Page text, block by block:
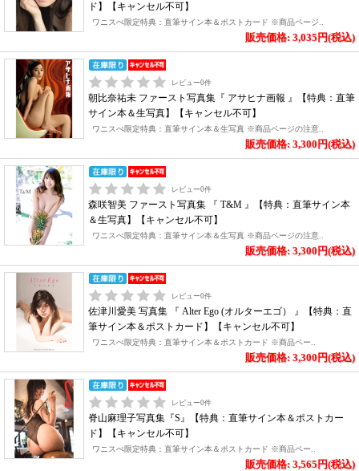
ド】【キャンセル不可】
ワニスぺ限定特典：直筆サイン本＆ポストカード ※商品ページ..
販売価格: 3,035円(税込)
レビュー0件
朝比奈祐未 ファースト写真集『 アサヒナ画報 』【特典：直筆
サイン本＆生写真】【キャンセル不可】
ワニスぺ限定特典：直筆サイン本＆生写真 ※商品ページの注意..
販売価格: 3,300円(税込)
レビュー0件
森咲智美 ファースト写真集 『 T&M 』【特典：直筆サイン本
＆生写真】【キャンセル不可】
ワニスぺ限定特典：直筆サイン本＆生写真 ※商品ページの注意..
販売価格: 3,300円(税込)
レビュー0件
佐津川愛美 写真集 『 Alter Ego (オルターエゴ） 』【特典：直
筆サイン本＆ポストカード】【キャンセル不可】
ワニスぺ限定特典：直筆サイン本＆ポストカード ※商品ペー..
販売価格: 3,300円(税込)
レビュー0件
脊山麻理子写真集『S』【特典：直筆サイン本＆ポストカー
ド】【キャンセル不可】
ワニスぺ限定特典：直筆サイン本＆ポストカード ※商品ペー..
販売価格: 3,565円(税込)